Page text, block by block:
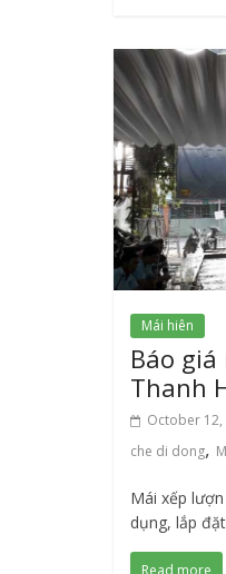
Mái hiên
Báo
Thanh
October 12,
che di dong,
Mái xếp
dụng, lắp